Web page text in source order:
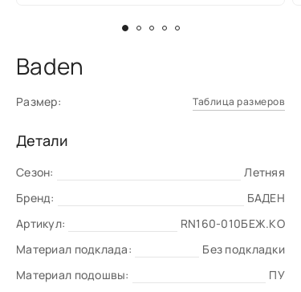
Baden
Размер: Таблица размеров
Детали
Сезон:
Летняя
Бренд:
БАДЕН
Артикул:
RN160-010БЕЖ.КО
Материал подклада:
Без подкладки
Материал подошвы:
ПУ